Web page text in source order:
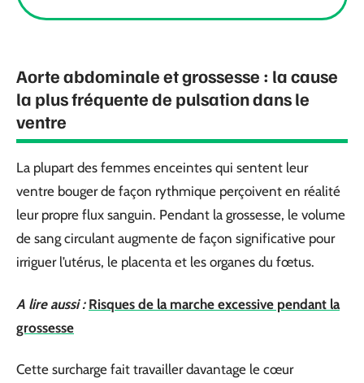
Aorte abdominale et grossesse : la cause
la plus fréquente de pulsation dans le
ventre
La plupart des femmes enceintes qui sentent leur
ventre bouger de façon rythmique perçoivent en réalité
leur propre flux sanguin. Pendant la grossesse, le volume
de sang circulant augmente de façon significative pour
irriguer l’utérus, le placenta et les organes du fœtus.
A lire aussi : Risques de la marche excessive pendant la
grossesse
Cette surcharge fait travailler davantage le cœur